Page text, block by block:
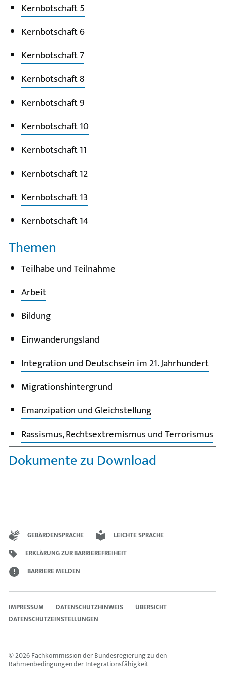
Kernbotschaft 5
Kernbotschaft 6
Kernbotschaft 7
Kernbotschaft 8
Kernbotschaft 9
Kernbotschaft 10
Kernbotschaft 11
Kernbotschaft 12
Kernbotschaft 13
Kernbotschaft 14
Themen
Teilhabe und Teilnahme
Arbeit
Bildung
Einwanderungsland
Integration und Deutschsein im 21. Jahrhundert
Migrationshintergrund
Emanzipation und Gleichstellung
Rassismus, Rechtsextremismus und Terrorismus
Dokumente zu Download
GEBÄRDENSPRACHE
LEICHTE SPRACHE
ERKLÄRUNG ZUR BARRIEREFREIHEIT
BARRIERE MELDEN
© 2026 Fachkommission der Bundesregierung zu den
Rahmenbedingungen der Integrationsfähigkeit
IMPRESSUM DATENSCHUTZHINWEIS
ÜBERSICHT
DATENSCHUTZEINSTELLUNGEN